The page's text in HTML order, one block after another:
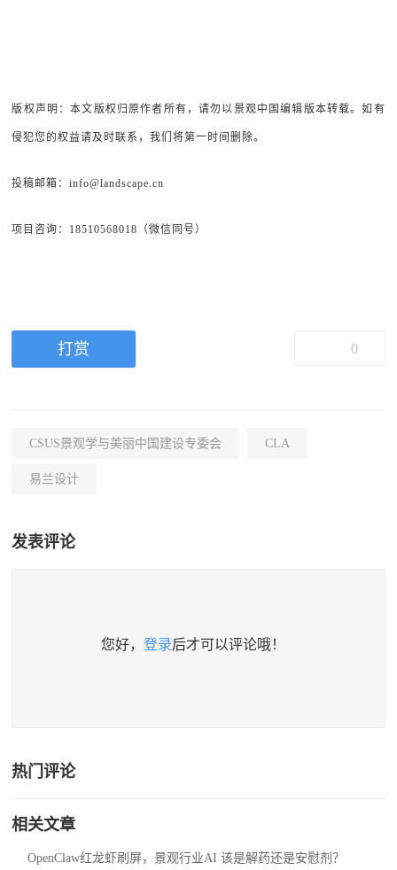
版权声明：本文版权归原作者所有，请勿以景观中国编辑版本转载。如有
侵犯您的权益请及时联系，我们将第一时间删除。
投稿邮箱：info@landscape.cn
项目咨询：18510568018（微信同号）
打赏 0
CSUS景观学与美丽中国建设专委会 CLA
易兰设计
发表评论
您好， 登录后才可以评论哦！
热门评论
相关文章
OpenClaw红龙虾刷屏，景观行业AI 该是解药还是安慰剂？